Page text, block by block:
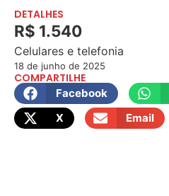
DETALHES
R$ 1.540
Celulares e telefonia
18 de junho de 2025
COMPARTILHE
Facebook
X
Email